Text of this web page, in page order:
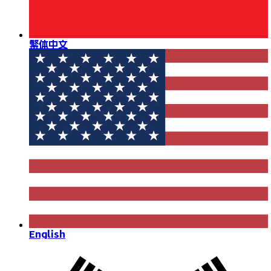
繁体中文
English